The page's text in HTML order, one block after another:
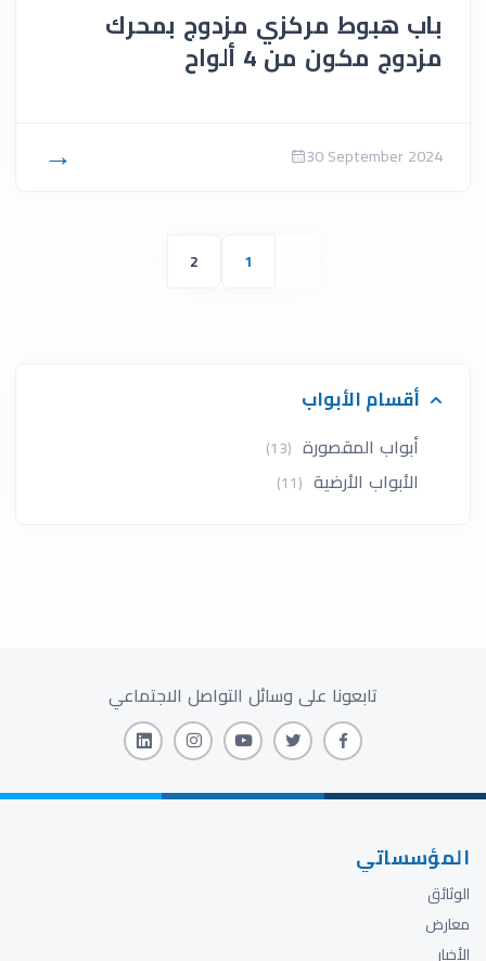
باب هبوط مركزي مزدوج بمحرك
مزدوج مكون من 4 ألواح
30 September 2024
→
أقسام الأبواب
أبواب المقصورة (13)
الأبواب الأرضية(11)
تابعونا على وسائل التواصل الاجتماعي
المؤسساتي
الوثائق
معارض
الأخبار